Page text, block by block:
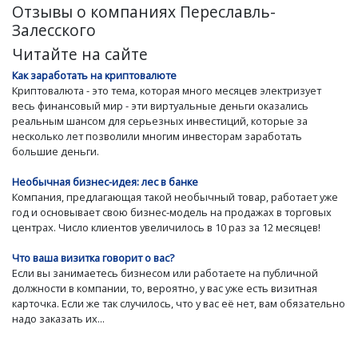
Отзывы о компаниях Переславль-
Залесского
Читайте на сайте
Как заработать на криптовалюте
Криптовалюта - это тема, которая много месяцев электризует
весь финансовый мир - эти виртуальные деньги оказались
реальным шансом для серьезных инвестиций, которые за
несколько лет позволили многим инвесторам заработать
большие деньги.
Необычная бизнес-идея: лес в банке
Компания, предлагающая такой необычный товар, работает уже
год и основывает свою бизнес-модель на продажах в торговых
центрах. Число клиентов увеличилось в 10 раз за 12 месяцев!
Что ваша визитка говорит о вас?
Если вы занимаетесь бизнесом или работаете на публичной
должности в компании, то, вероятно, у вас уже есть визитная
карточка. Если же так случилось, что у вас её нет, вам обязательно
надо заказать их...